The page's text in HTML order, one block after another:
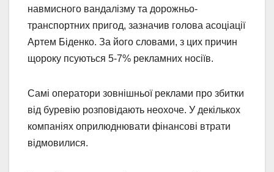
навмисного вандалізму та дорожньо-
транспортних пригод, зазначив голова асоціації
Артем Біденко. За його словами, з цих причин
щороку псуються 5-7% рекламних носіїв.
Самі оператори зовнішньої реклами про збитки
від буревію розповідають неохоче. У декількох
компаніях оприлюднювати фінансові втрати
відмовилися.